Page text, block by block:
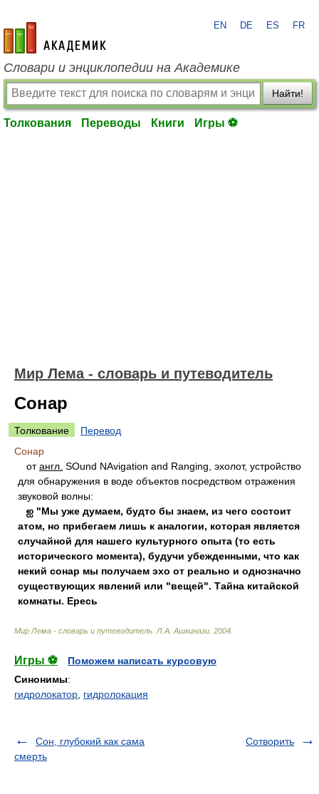
academic.ru
EN DE ES FR
Словари и энциклопедии на Академике
Найти!
Толкования Переводы Книги Игры ⚽
Мир Лема - словарь и путеводитель
Сонар
Толкование
Перевод
Сонар
отангл. SOund NAvigation and Ranging, эхолот, устройство
для обнаружения в воде объектов посредством отражения
звуковой волны:
ஐ "Мы уже думаем, будто бы знаем, из чего состоит
атом, но прибегаем лишь к аналогии, которая является
случайной для нашего культурного опыта (то есть
исторического момента), будучи убежденными, что как
некий сонар мы получаем эхо от реально и однозначно
существующих явлений или "вещей". Тайна китайской
комнаты. Ересь
Мир Лема - словарь и путеводитель Л.А. Ашкинази 2004
Игры ⚽
Поможем написать курсовую
Синонимы:
гидролокатор гидролокация
Сон, глубокий как сама
смерть
Сотворить